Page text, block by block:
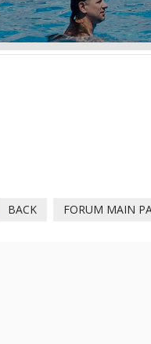
BACK FORUM MAIN